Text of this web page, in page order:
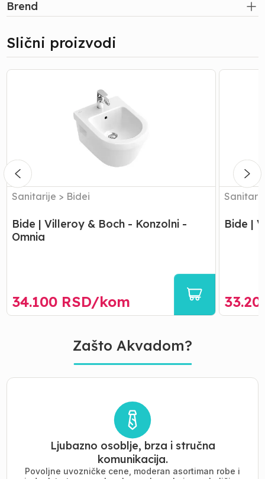
Brend
Slični proizvodi
Bide
-
Omnia
Sanitarije > Bidei
Bide | Villeroy & Boch - Konzolni -
Omnia
34.100 RSD/kom
Bide
Bide |
Zašto Akvadom?
Ljubazno osoblje, brza i stručna
komunikacija.
Povoljne uvozničke cene, moderan asortiman robe i